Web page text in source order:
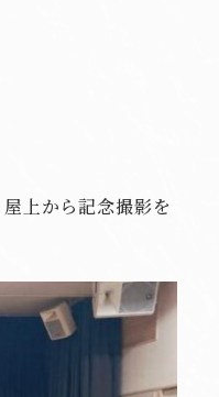
上から記念撮影を